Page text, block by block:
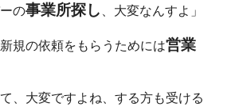
の事業所探し 、大変なんすよ」
規の依頼をもらうためには営業
、大変ですよね、する方も受ける